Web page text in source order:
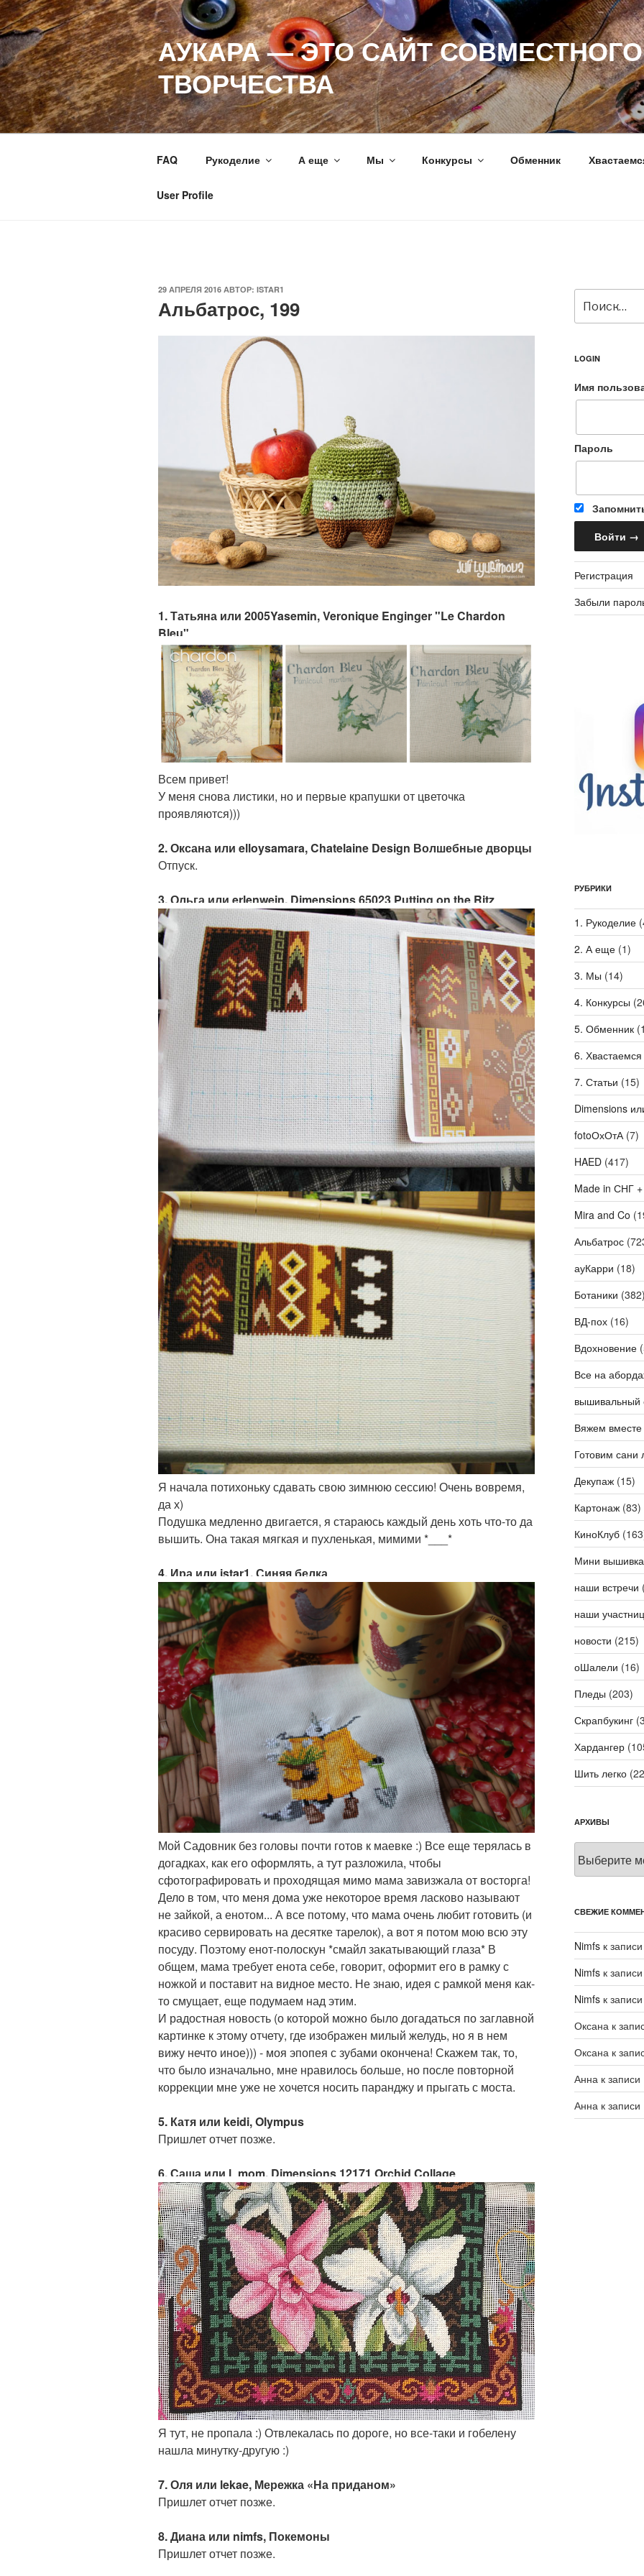
Перейти
к
содержимому
АУКАРА — ЭТО САЙТ СОВМЕСТНОГО
ТВОРЧЕСТВА
FAQ Рукоделие А еще Мы Конкурсы Обменник
User Profile
ОПУБЛИКОВАНО
29 АПРЕЛЯ 2016 АВТОР: ISTAR1
Альбатрос, 199
1. Татьяна или 2005Yasemin, Veronique Enginger "Le Chardon
Bleu"
Всем привет!
У меня снова листики, но и первые крапушки от цветочка
проявляются)))
2. Оксана или elloysamara, Chatelaine Design Волшебные дворцы
Отпуск.
3. Ольга или erlenwein, Dimensions 65023 Putting on the Ritz
Я начала потихоньку сдавать свою зимнюю сессию! Очень вовремя,
да х)
Подушка медленно двигается, я стараюсь каждый день хоть что-то да
вышить. Она такая мягкая и пухленькая, мимими *___*
4. Ира или istar1, Синяя белка
Мой Садовник без головы почти готов к маевке :) Все еще терялась в
догадках, как его оформлять, а тут разложила, чтобы
сфотографировать и проходящая мимо мама завизжала от восторга!
Дело в том, что меня дома уже некоторое время ласково называют
не зайкой, а енотом... А все потому, что мама очень любит готовить (и
красиво сервировать на десятке тарелок), а вот я потом мою всю эту
посуду. Поэтому енот-полоскун *смайл закатывающий глаза* В
общем, мама требует енота себе, говорит, оформит его в рамку с
ножкой и поставит на видное место. Не знаю, идея с рамкой меня как-
то смущает, еще подумаем над этим.
И радостная новость (о которой можно было догадаться по заглавной
картинке к этому отчету, где изображен милый желудь, но я в нем
вижу нечто иное))) - моя эпопея с зубами окончена! Скажем так, то,
что было изначально, мне нравилось больше, но после повторной
коррекции мне уже не хочется носить паранджу и прыгать с моста.
5. Катя или keidi, Olympus
Пришлет отчет позже.
6. Саша или l_mom, Dimensions 12171 Orchid Collage
Я тут, не пропала :) Отвлекалась по дороге, но все-таки и гобелену
нашла минутку-другую :)
7. Оля или lekae, Мережка «На приданом»
Пришлет отчет позже.
8. Диана или nimfs, Покемоны
Пришлет отчет позже.
LOGIN
Имя
Пароль
Регистрация
Забыли
РУБРИКИ
1. Рукоделие
2. А еще(1)
3. Мы (14)
4. Конкурсы
5. Обменник
6. Хвастаемся
7. Статьи (15)
Dimensions
fotoОхОтА(7)
HAED(417)
Made in СНГ
Mira and Co
Альбатрос
ауКарри (18)
Ботаники
ВД-пох(16)
Вдохновение
Все на
вышивальный
Вяжем вместе
Готовим сани
Декупаж(15)
Картонаж(83)
КиноКлуб
Мини вышивка
наши встречи
наши
новости (215)
оШалели (16)
Пледы (203)
Скрапбукинг
Хардангер
Шить легко
АРХИВЫ
СВЕЖИЕ
Nimfsк
Nimfsк
Nimfsк
Оксанак
Оксанак
Аннак записи
Аннак записи